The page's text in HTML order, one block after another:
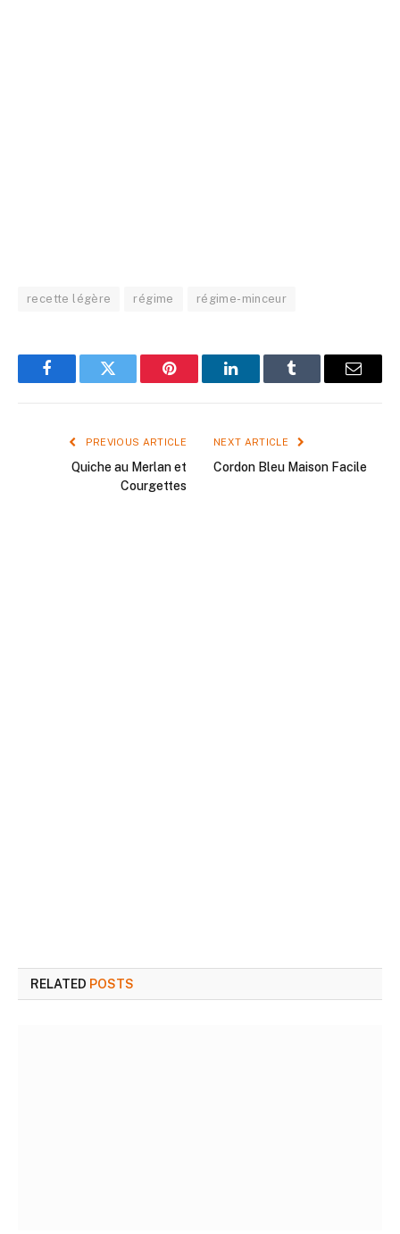
recette légère régime régime-minceur
FacebookTwitter Pinterest LinkedInTumblr Email
PREVIOUS ARTICLE
Quiche au Merlan et
Courgettes
NEXT ARTICLE
Cordon Bleu Maison Facile
RELATED POSTS